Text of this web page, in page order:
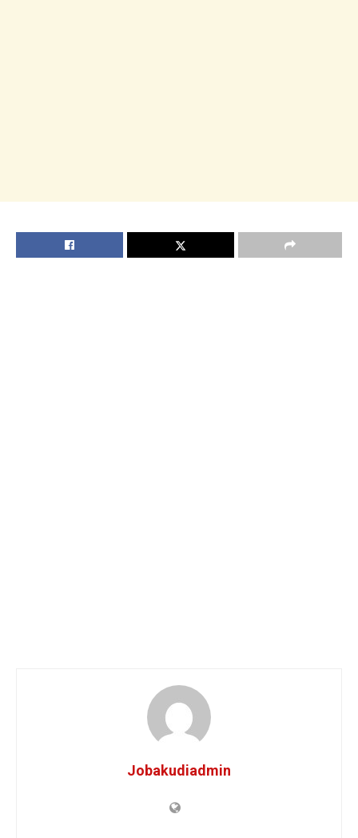
Jobakudiadmin